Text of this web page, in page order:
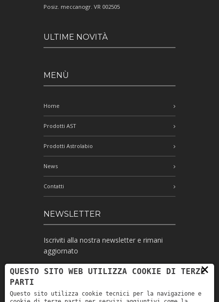
Posiz. meccanogr. VR 002505
ULTIME NOVITÀ
MENÙ
Home
Prodotti AST
Prodotti Astrolabio
News
Contatti
NEWSLETTER
Iscriviti alla nostra newsletter e rimani
aggiornato
Ho letto l'informativa e autorizzo il
trattamento dei miei dati personali per le
×
QUESTO SITO WEB UTILIZZA COOKIE DI TERZE
PARTI
Questo sito utilizza cookie tecnici per la navigazione e